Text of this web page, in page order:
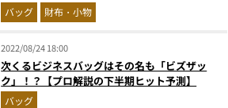
バッグ 財布・小物
2022/08/24 18:00
次くるビジネスバッグはその名も「ビズザッ
ク」！？【プロ解説の下半期ヒット予測】
バッグ